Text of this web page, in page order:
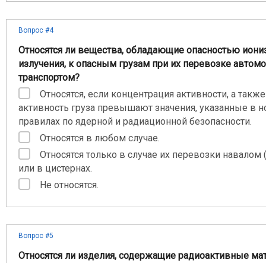
Вопрос #4
Относятся ли вещества, обладающие опасностью
излучения, к опасным грузам при их перевозке
транспортом?
Относятся, если концентрация активности, а
активность груза превышают значения, указанные в
правилах по ядерной и радиационной безопасности.
Относятся в любом случае.
Относятся только в случае их перевозки
или в цистернах.
Не относятся.
Вопрос #5
Относятся ли изделия, содержащие радиоактивные